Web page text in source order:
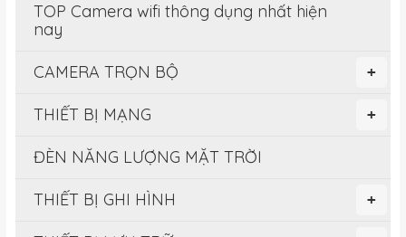
TOP Camera wifi thông dụng nhất hiện
nay
+
CAMERA TRỌN BỘ
+
THIẾT BỊ MẠNG
ĐÈN NĂNG LƯỢNG MẶT TRỜI
+
THIẾT BỊ GHI HÌNH